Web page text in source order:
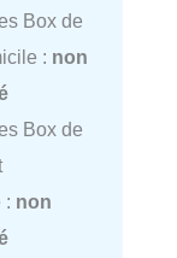
Box de
: non
Box de
: non